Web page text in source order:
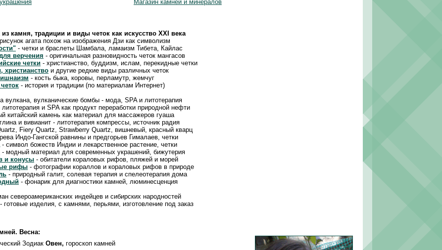
Магазин камней и минералов
из камня, традиции и виды четок как искусство XXI века
агата похож на изображения Дзи как символизм
- четки и браслеты Шамбала, ламаизм Тибета, Кайлас
верчения - оригинальная разновидность четок мангасов
четки - христианство, буддизм, ислам, перекидные четки
христианство и другие редкие виды различных четок
- кость быка, коровы, перламутр, жемчуг
- история и традиции (по материалам Интернет)
вулкана, вулканические бомбы - мода, SPA и литотерапия
литотерапия и SPA как продукт переработки природной нефти
китайский камень как материал для массажеров гуаша
глина и вивианит - литотерапия компрессы, источник радия
Fiery Quartz, Strawberry Quartz, вишневый, красный кварц
Индо-Гангской равнины и предгорьев Гималаев, четки
- символ божеств Индии и лекарственное растение, четки
- модный материал для современных украшений, бижутерия
и конусы - обитатели кораловых рифов, пляжей и морей
рифы - фотографии кораллов и кораловых рифов в природе
- природный галит, солевая терапия и спелеотерапия дома
- фонарик для диагностики камней, люминесценция
североамериканских индейцев и сибирских народностей
- готовые изделия, с камнями, перьями, изготовление под заказ
Весна:
Зодиак Овен, гороскоп камней